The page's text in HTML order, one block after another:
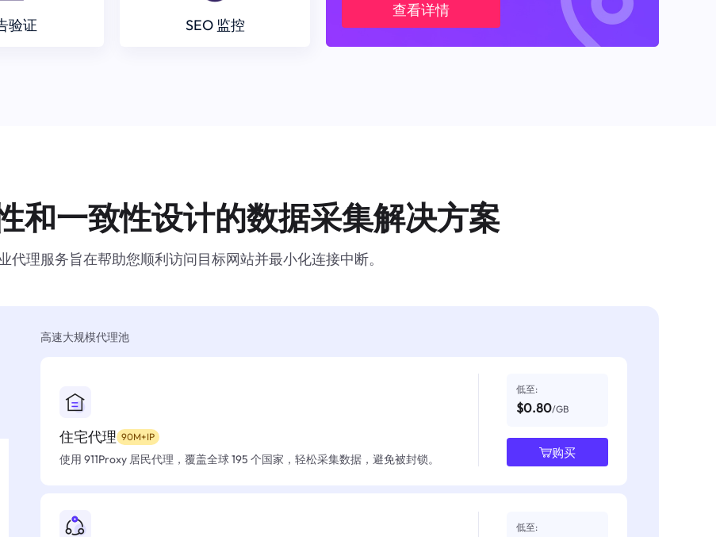
验证 SEO 监控
查看详情
和一致性设计的数据采集解决方案
代理服务旨在帮助您顺利访问目标网站并最小化连接中断。
高速大规模代理池
住宅代理 90M+IP
使用 911Proxy 居民代理，覆盖全球 195 个国家，轻松采集数据，避免被封锁。
低至:
$0.80/GB
购买
低至: